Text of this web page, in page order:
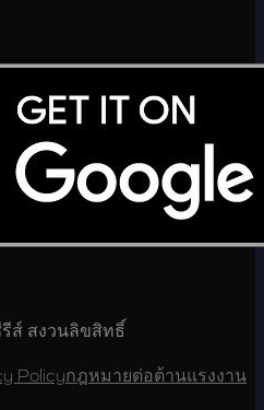
ส์ สงวนลิขสิทธิ์
Policyกฎหมายต่อต้านแรงงาน